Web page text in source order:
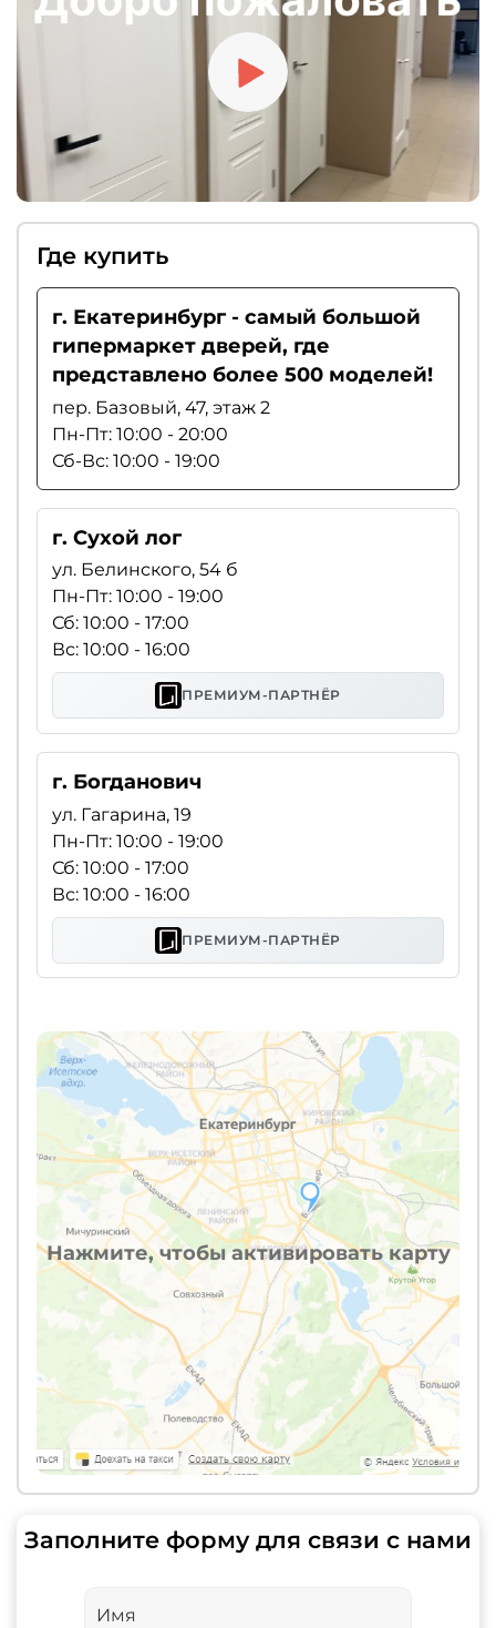
Нажмите, чтобы активировать карту
Где купить
г. Екатеринбург - самый большой
гипермаркет дверей, где
представлено более 500 моделей!
пер. Базовый, 47, этаж 2
Пн-Пт: 10:00 - 20:00
Сб-Вс: 10:00 - 19:00
г. Сухой лог
ул. Белинского, 54 б
Пн-Пт: 10:00 - 19:00
Сб: 10:00 - 17:00
Вс: 10:00 - 16:00
ПРЕМИУМ-ПАРТНЁР
г. Богданович
ул. Гагарина, 19
Пн-Пт: 10:00 - 19:00
Сб: 10:00 - 17:00
Вс: 10:00 - 16:00
ПРЕМИУМ-ПАРТНЁР
Заполните форму для связи с нами